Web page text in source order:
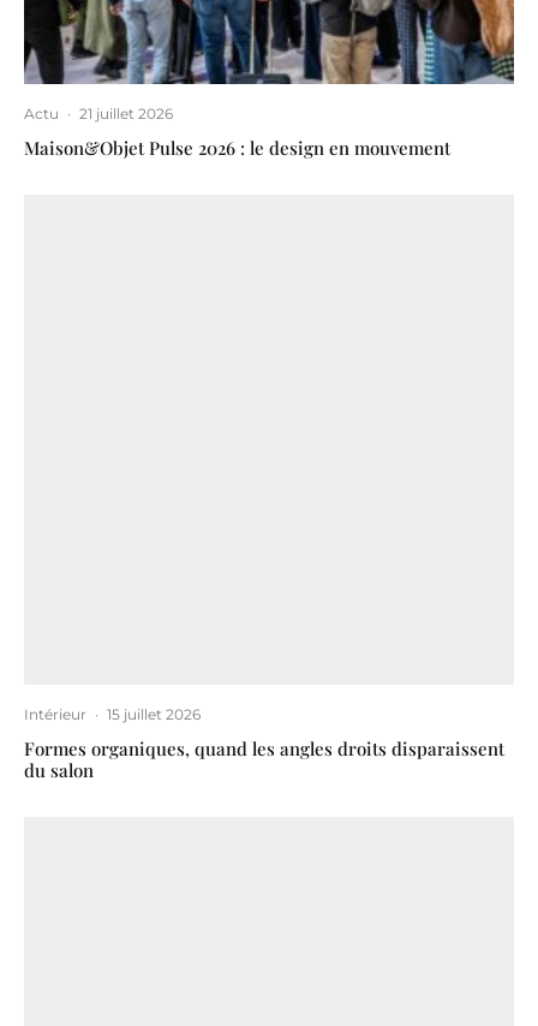
Actu · 21 juillet 2026
Maison&Objet Pulse 2026 : le design en mouvement
Intérieur · 15 juillet 2026
Formes organiques, quand les angles droits disparaissent
du salon